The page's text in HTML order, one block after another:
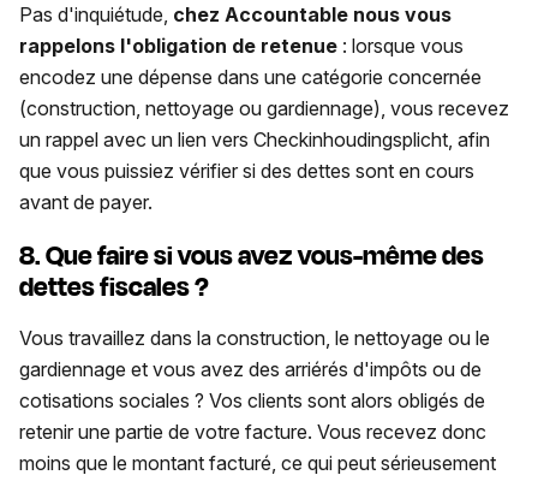
Pas d'inquiétude, chez Accountable nous vous
rappelons l'obligation de retenue : lorsque vous
encodez une dépense dans une catégorie concernée
(construction, nettoyage ou gardiennage), vous recevez
un rappel avec un lien vers Checkinhoudingsplicht, afin
que vous puissiez vérifier si des dettes sont en cours
avant de payer.
8. Que faire si vous avez vous-même des
dettes fiscales ?
Vous travaillez dans la construction, le nettoyage ou le
gardiennage et vous avez des arriérés d'impôts ou de
cotisations sociales ? Vos clients sont alors obligés de
retenir une partie de votre facture. Vous recevez donc
moins que le montant facturé, ce qui peut sérieusement